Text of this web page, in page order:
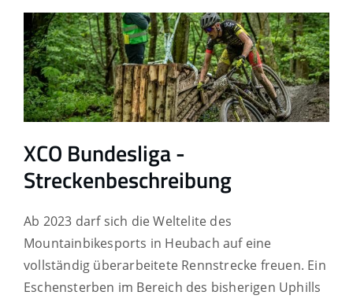
XCO Bundesliga -
Streckenbeschreibung
Ab 2023 darf sich die Weltelite des
Mountainbikesports in Heubach auf eine
vollständig überarbeitete Rennstrecke freuen. Ein
Eschensterben im Bereich des bisherigen Uphills